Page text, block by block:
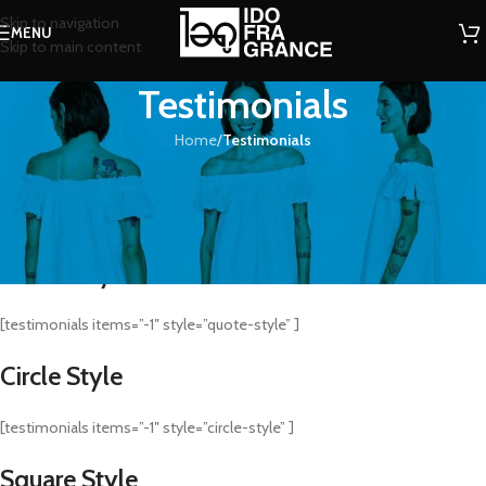
Skip to navigation
Skip to main content
MENU
Testimonials
Home/Testimonials
Bazar Style
[testimonials items=”-1″ style=”bazar-style” ]
Quote Style
[testimonials items=”-1″ style=”quote-style” ]
Circle Style
[testimonials items=”-1″ style=”circle-style” ]
Square Style